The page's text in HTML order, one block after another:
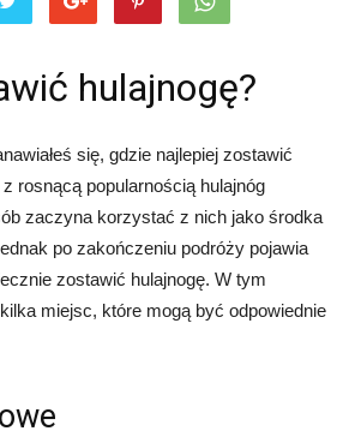
hulajnogę?
się, gdzie najlepiej zostawić
rosnącą popularnością hulajnóg
zaczyna korzystać z nich jako środka
po zakończeniu podróży pojawia
zostawić hulajnogę. W tym
miejsc, które mogą być odpowiednie